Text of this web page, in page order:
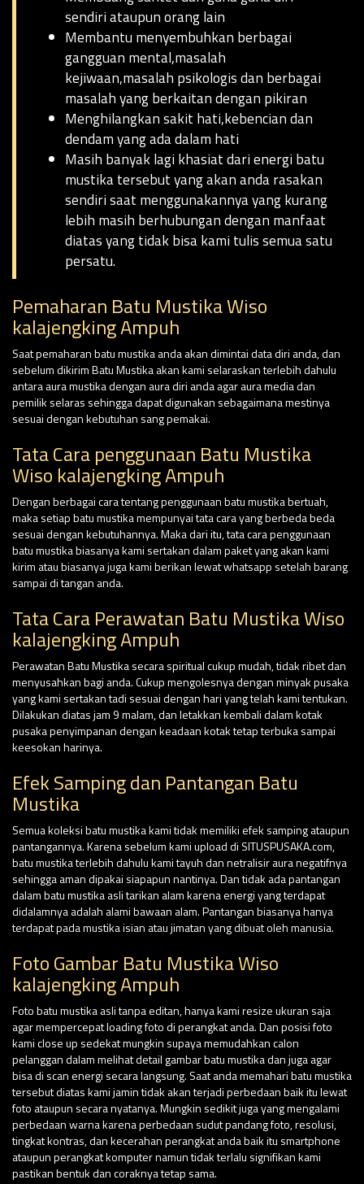
sendiri ataupun orang lain
Membantu menyembuhkan berbagai
gangguan mental,masalah
kejiwaan,masalah psikologis dan berbagai
masalah yang berkaitan dengan pikiran
Menghilangkan sakit hati,kebencian dan
dendam yang ada dalam hati
Masih banyak lagi khasiat dari energi batu
mustika tersebut yang akan anda rasakan
sendiri saat menggunakannya yang kurang
lebih masih berhubungan dengan manfaat
diatas yang tidak bisa kami tulis semua satu
persatu.
Pemaharan Batu Mustika Wiso
kalajengking Ampuh
Saat pemaharan batu mustika anda akan dimintai data diri anda, dan
sebelum dikirim Batu Mustika akan kami selaraskan terlebih dahulu
antara aura mustika dengan aura diri anda agar aura media dan
pemilik selaras sehingga dapat digunakan sebagaimana mestinya
sesuai dengan kebutuhan sang pemakai.
Tata Cara penggunaan Batu Mustika
Wiso kalajengking Ampuh
Dengan berbagai cara tentang penggunaan batu mustika bertuah,
maka setiap batu mustika mempunyai tata cara yang berbeda beda
sesuai dengan kebutuhannya. Maka dari itu, tata cara penggunaan
batu mustika biasanya kami sertakan dalam paket yang akan kami
kirim atau biasanya juga kami berikan lewat whatsapp setelah barang
sampai di tangan anda.
Tata Cara Perawatan Batu Mustika Wiso
kalajengking Ampuh
Perawatan Batu Mustika secara spiritual cukup mudah, tidak ribet dan
menyusahkan bagi anda. Cukup mengolesnya dengan minyak pusaka
yang kami sertakan tadi sesuai dengan hari yang telah kami tentukan.
Dilakukan diatas jam 9 malam, dan letakkan kembali dalam kotak
pusaka penyimpanan dengan keadaan kotak tetap terbuka sampai
keesokan harinya.
Efek Samping dan Pantangan Batu
Mustika
Semua koleksi batu mustika kami tidak memiliki efek samping ataupun
pantangannya. Karena sebelum kami upload di SITUSPUSAKA.com,
batu mustika terlebih dahulu kami tayuh dan netralisir aura negatifnya
sehingga aman dipakai siapapun nantinya. Dan tidak ada pantangan
dalam batu mustika asli tarikan alam karena energi yang terdapat
didalamnya adalah alami bawaan alam. Pantangan biasanya hanya
terdapat pada mustika isian atau jimatan yang dibuat oleh manusia.
Foto Gambar Batu Mustika Wiso
kalajengking Ampuh
Foto batu mustika asli tanpa editan, hanya kami resize ukuran saja
agar mempercepat loading foto di perangkat anda. Dan posisi foto
kami close up sedekat mungkin supaya memudahkan calon
pelanggan dalam melihat detail gambar batu mustika dan juga agar
bisa di scan energi secara langsung. Saat anda memahari batu mustika
tersebut diatas kami jamin tidak akan terjadi perbedaan baik itu lewat
foto ataupun secara nyatanya. Mungkin sedikit juga yang mengalami
perbedaan warna karena perbedaan sudut pandang foto, resolusi,
tingkat kontras, dan kecerahan perangkat anda baik itu smartphone
ataupun perangkat komputer namun tidak terlalu signifikan kami
pastikan bentuk dan coraknya tetap sama.